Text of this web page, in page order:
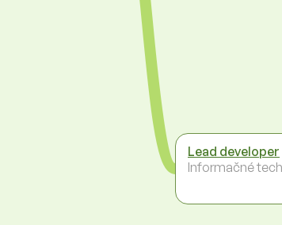
Lead developer
Informačné